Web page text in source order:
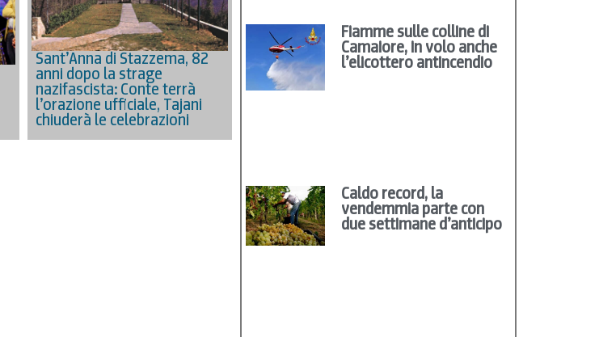
Sant’Anna di Stazzema, 82
anni dopo la strage
nazifascista: Conte terrà
l’orazione ufficiale, Tajani
chiuderà le celebrazioni
Fiamme sulle colline di
Camaiore, in volo anche
l’elicottero antincendio
Caldo record, la
vendemmia parte con
due settimane d’anticipo